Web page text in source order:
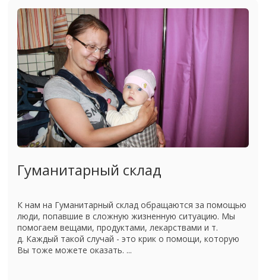
Гуманитарный склад
К нам на Гуманитарный склад обращаются за помощью
люди, попавшие в сложную жизненную ситуацию. Мы
помогаем вещами, продуктами, лекарствами и т.
д. Каждый такой случай - это крик о помощи, которую
Вы тоже можете оказать. ...